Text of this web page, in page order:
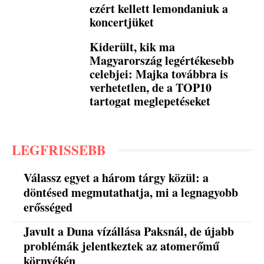
ezért kellett lemondaniuk a
koncertjüket
Kiderült, kik ma
Magyarország legértékesebb
celebjei: Majka továbbra is
verhetetlen, de a TOP10
tartogat meglepetéseket
LEGFRISSEBB
Válassz egyet a három tárgy közül: a
döntésed megmutathatja, mi a legnagyobb
erősséged
Javult a Duna vízállása Paksnál, de újabb
problémák jelentkeztek az atomerőmű
környékén